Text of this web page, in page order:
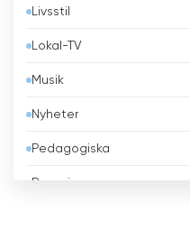
Belize
Benin
Bhutan
Bolivia
Bosnien och Hercegovina
Livsstil
Lokal-TV
Musik
Nyheter
Pedagogiska
Regeringen